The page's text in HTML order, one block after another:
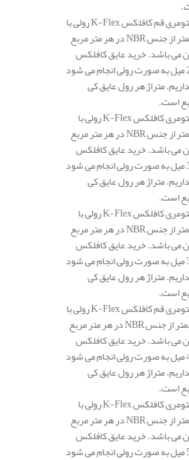
قیمت عایق الاستومری قم کافلکس K-Flex رولی با
ضخامت 25 میلیمتر از جنس NBR در هر متر مربع
تومان می باشد. خرید عایق کافلکس
K-Flex رولی 25 میل به صورت رولی انجام می شود
متراژ هر رول عایق کی
قیمت عایق الاستومری کافلکس K-Flex رولی با
ضخامت 30 میلیمتر از جنس NBR در هر متر مربع
تومان می باشد. خرید عایق کافلکس
K-Flex رولی 30 میل به صورت رولی انجام می شود
متراژ هر رول عایق کی
قیمت عایق الاستومری کافلکس K-Flex رولی با
ضخامت 32 میلیمتر از جنس NBR در هر متر مربع
تومان می باشد. خرید عایق کافلکس
K-Flex رولی 32 میل به صورت رولی انجام می شود
متراژ هر رول عایق کی
قیمت عایق الاستومری قم کافلکس K-Flex رولی با
ضخامت 40 میلیمتر از جنس NBR در هر متر مربع
تومان می باشد. خرید عایق کافلکس
K-Flex رولی 40 میل به صورت رولی انجام می شود
متراژ هر رول عایق کی
قیمت عایق الاستومری کافلکس K-Flex رولی با
ضخامت 50 میلیمتر از جنس NBR در هر متر مربع
تومان می باشد. خرید عایق کافلکس
K-Flex رولی 50 میل به صورت رولی انجام می شود